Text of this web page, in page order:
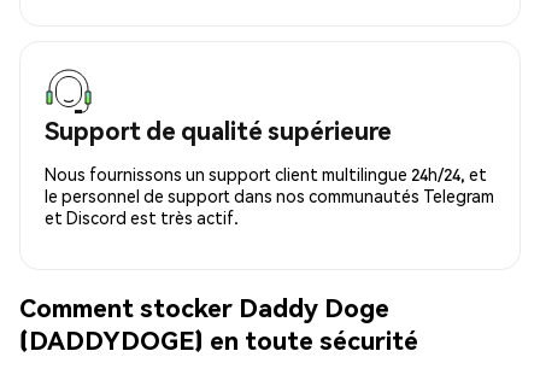
Support de qualité supérieure
Nous fournissons un support client multilingue 24h/24, et
le personnel de support dans nos communautés Telegram
et Discord est très actif.
Comment stocker Daddy Doge
(DADDYDOGE) en toute sécurité